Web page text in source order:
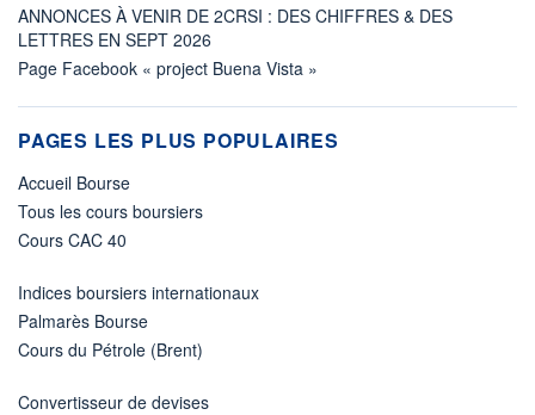
ANNONCES À VENIR DE 2CRSI : DES CHIFFRES & DES
LETTRES EN SEPT 2026
Page Facebook « project Buena Vista »
PAGES LES PLUS POPULAIRES
Accueil Bourse
Tous les cours boursiers
Cours CAC 40
Indices boursiers internationaux
Palmarès Bourse
Cours du Pétrole (Brent)
Convertisseur de devises